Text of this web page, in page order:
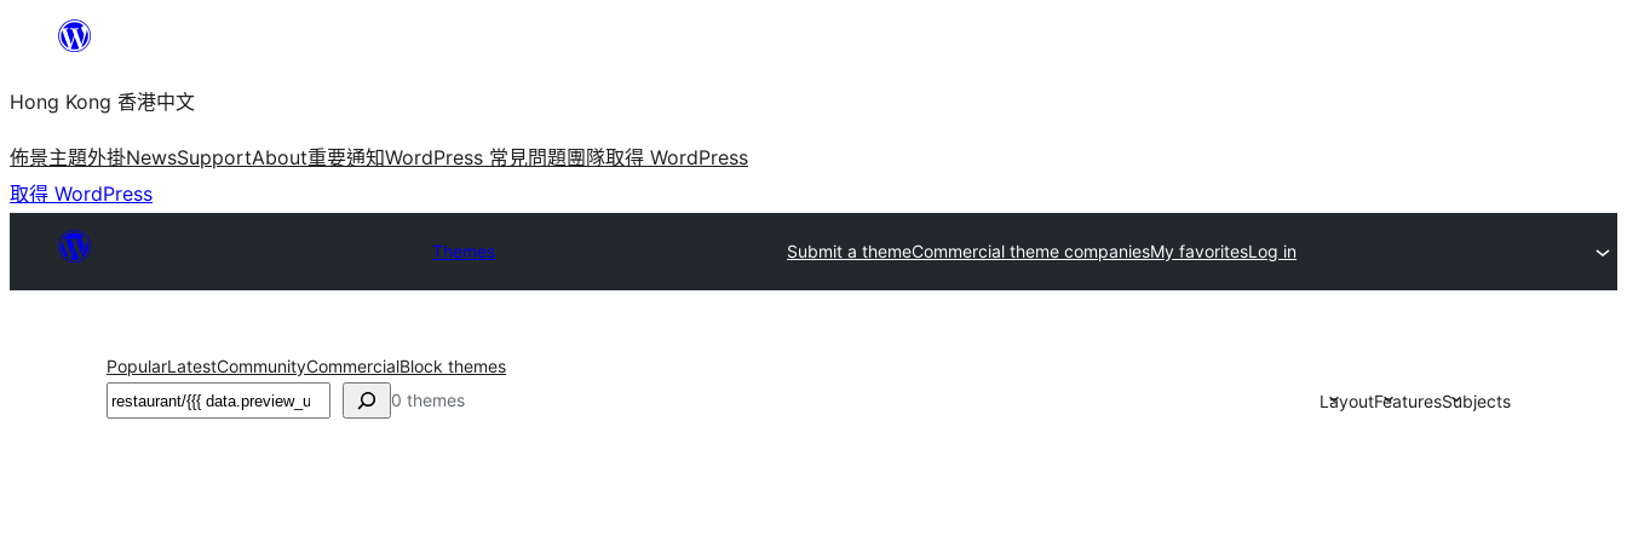
主
要
內
容
Hong Kong 香港中文
佈景主題外掛NewsSupportAbout重要通知WordPress 常見問題團隊取得 WordPress
取得 WordPress
Themes Submit a themeCommercial theme companiesMy favoritesLog in
PopularLatestCommunityCommercialBlock themes
搜
0 themes LayoutFeaturesSubjects